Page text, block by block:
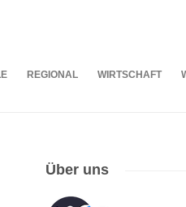
REGIONAL WIRTSCHAFT
Über uns